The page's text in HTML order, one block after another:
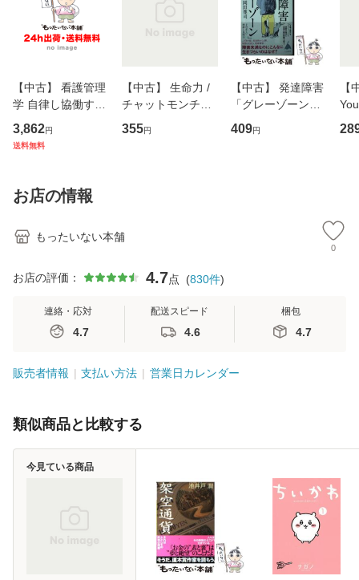
【中古】 看護管理
学 自律し協働する
専門職の看護マネ
ジメントスキル 改
恵 藤本幸三 / 南江
堂 [単行
3,862円
送料無料
【中古】 生命力 /
チャットモンチー /
キューンレコード
[CD]【メール便送
355円
【中古】 発達障害
「グレーゾーン」
その正しい理解と
克服法 (SB新書 57
409円
【
のが
お店の情報
もったいない本舗
0
お店の評価： 4.7点 (830件)
連絡・応対
4.7
配送スピード
4.6
梱包
4.7
販売者情報 支払い方法 営業日カレンダー
類似商品と比較する
今見ている商品